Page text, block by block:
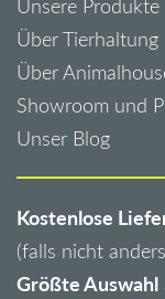
Über Tierhaltung
Über
Showroom und
Unser Blog
Kostenlose
(falls nicht
Größte Auswahl